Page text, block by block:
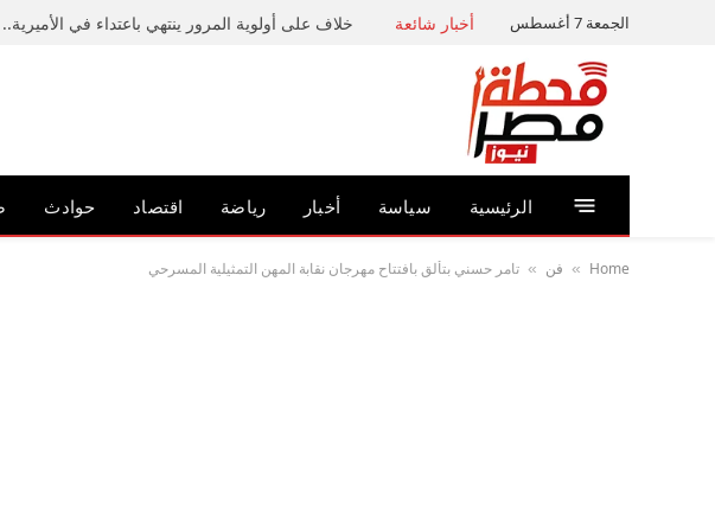
الجمعة 7 أغسطس أخبار شائعة خلاف على أولوية المرور ينتهي باعتداء في
الرئيسية سياسة أخبار رياضة اقتصاد حوادث
Home
» فن » تامر حسني بتألق بافتتاح مهرجان نقابة المهن التمثيلية المسرحي